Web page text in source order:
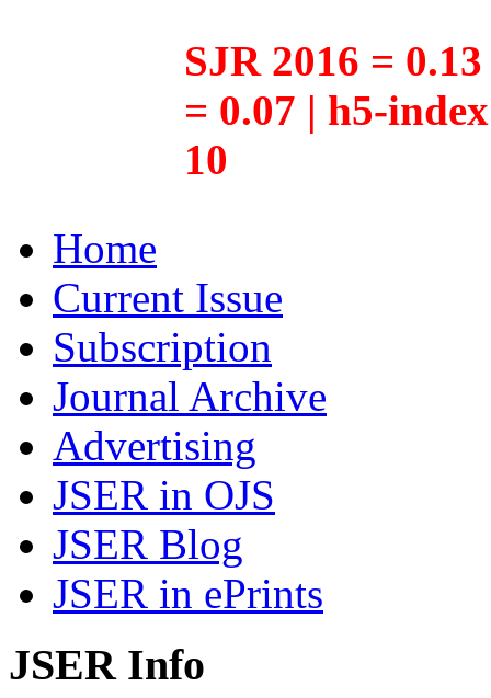
SJR 2016 =
= 0.07 | h5-
10
Home
Current Issue
Subscription
Journal Archive
Advertising
JSER in OJS
JSER Blog
JSER in ePrints
JSER Info